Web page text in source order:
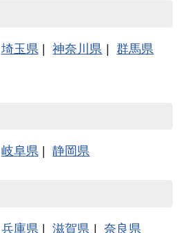
埼玉県 神奈川県
群馬県
岐阜県 静岡県
兵庫県 滋賀県 奈良県